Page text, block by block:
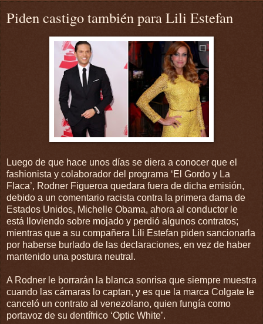
Piden castigo también para Lili Estefan
Luego de que hace unos días se diera a conocer que el
fashionista y colaborador del programa ‘El Gordo y La
Flaca’, Rodner Figueroa quedara fuera de dicha emisión,
debido a un comentario racista contra la primera dama de
Estados Unidos, Michelle Obama, ahora al conductor le
está lloviendo sobre mojado y perdió algunos contratos;
mientras que a su compañera Lili Estefan piden sancionarla
por haberse burlado de las declaraciones, en vez de haber
mantenido una postura neutral.
A Rodner le borrarán la blanca sonrisa que siempre muestra
cuando las cámaras lo captan, y es que la marca Colgate le
canceló un contrato al venezolano, quien fungía como
portavoz de su dentífrico ‘Optic White’.